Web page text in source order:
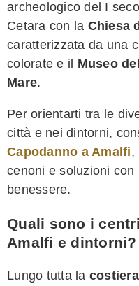
archeologico del I
Cetara con la Chiesa
caratterizzata da una
colorate e il Museo
Mare.
Per orientarti tra le
città e nei dintorni,
Capodanno a Amalfi,
cenoni e soluzioni
benessere.
Quali sono i
Amalfi e dintorni?
Lungo tutta la